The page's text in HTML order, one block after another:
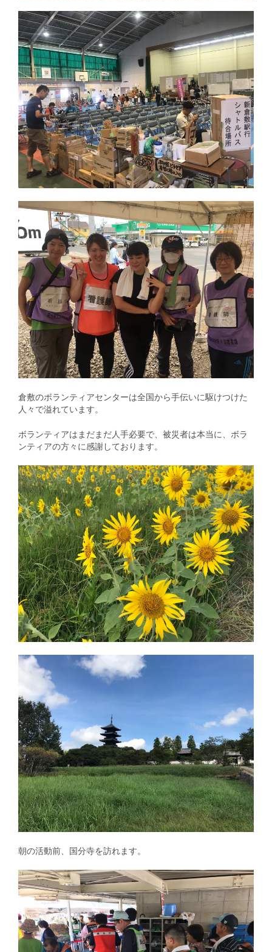
倉敷のボランティアセンターは全国から手伝いに駆けつけた
人々で溢れています。
ボランティアはまだまだ人手必要で、被災者は本当に、ボラ
ンティアの方々に感謝しております。
朝の活動前、国分寺を訪れます。